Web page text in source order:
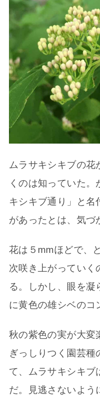
ムラサキシキブの花
くのは知っていた
キシキブ通り」と名
があったとは、気づ
花は５mmほどで、
次咲き上がっていく
る。しかし、眼を凝
に黄色の雄シベのコ
秋の紫色の実が大変
ぎっしりつく園芸
て、ムラサキシキブ
だ。見逃さないよう